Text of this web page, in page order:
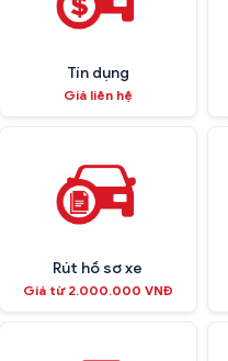
Tín dụng
Giá liên hệ
Rút hồ sơ xe
Giá từ 2.000.000 VNĐ